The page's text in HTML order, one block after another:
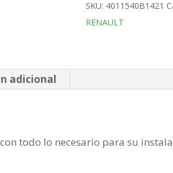
3
Puretas
cantidad
SKU: 4011540B1421
RENAULT
adicional
todo lo necesario para su